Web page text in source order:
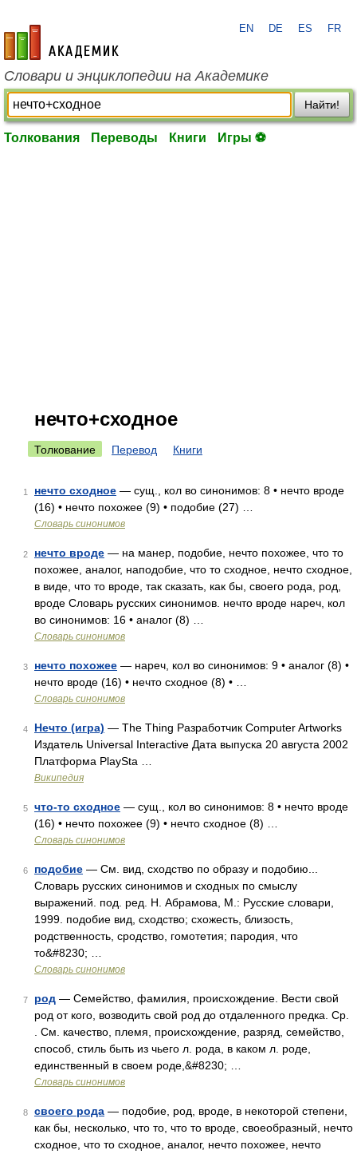
academic.ru
EN DE ES FR
Словари и энциклопедии на Академике
Найти!
Толкования Переводы Книги Игры ⚽
нечто+сходное
Толкование Перевод Книги
1 нечто сходное — сущ., кол во синонимов: 8 • нечто вроде
(16) • нечто похожее (9) • подобие (27) …
Словарь синонимов
2 нечто вроде — на манер, подобие, нечто похожее, что то
похожее, аналог, наподобие, что то сходное, нечто сходное,
в виде, что то вроде, так сказать, как бы, своего рода, род,
вроде Словарь русских синонимов. нечто вроде нареч, кол
во синонимов: 16 • аналог (8) …
Словарь синонимов
3 нечто похожее — нареч, кол во синонимов: 9 • аналог (8) •
нечто вроде (16) • нечто сходное (8) • …
Словарь синонимов
4 Нечто (игра) — The Thing Разработчик Computer Artworks
Издатель Universal Interactive Дата выпуска 20 августа 2002
Платформа PlaySta …
Википедия
5 что-то сходное — сущ., кол во синонимов: 8 • нечто вроде
(16) • нечто похожее (9) • нечто сходное (8) …
Словарь синонимов
6 подобие — См. вид, сходство по образу и подобию...
Словарь русских синонимов и сходных по смыслу
выражений. под. ред. Н. Абрамова, М.: Русские словари,
1999. подобие вид, сходство; схожесть, близость,
родственность, сродство, гомотетия; пародия, что
то&#8230; …
Словарь синонимов
7 род — Семейство, фамилия, происхождение. Вести свой
род от кого, возводить свой род до отдаленного предка. Ср.
. См. качество, племя, происхождение, разряд, семейство,
способ, стиль быть из чьего л. рода, в каком л. роде,
единственный в своем роде,&#8230; …
Словарь синонимов
8 своего рода — подобие, род, вроде, в некоторой степени,
как бы, несколько, что то, что то вроде, своеобразный, нечто
сходное, что то сходное, аналог, нечто похожее, нечто